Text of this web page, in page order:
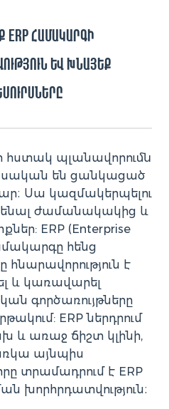
ERP համակարգի
և խնայեք
հստակ պլանավորումն
են ցանկացած
Սա կազմակերպելու
ժամանակակից և
ERP (Enterprise
հենց
հնարավորություն է
և կառավարել
գործառույթները
ERP ներդրում
և առաջ ճիշտ կլինի,
այնպիս
տրամադրում է ERP
խորհրդատվություն։